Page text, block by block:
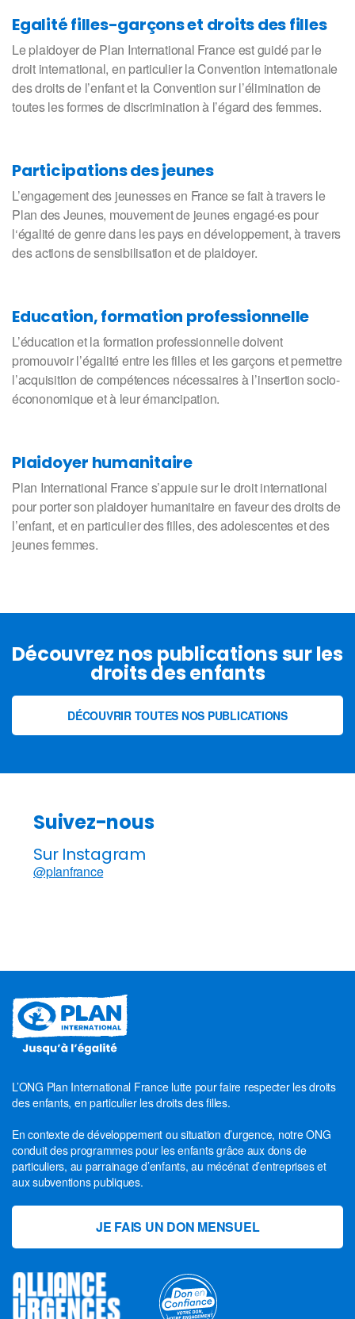
Egalité filles-garçons et droits des filles
Le plaidoyer de Plan International France est guidé par le
droit international, en particulier la Convention internationale
des droits de l’enfant et la Convention sur l’élimination de
toutes les formes de discrimination à l’égard des femmes.
Participations des jeunes
L’engagement des jeunesses en France se fait à travers le
Plan des Jeunes, mouvement de jeunes engagé·es pour
l‘égalité de genre dans les pays en développement, à travers
des actions de sensibilisation et de plaidoyer.
Education, formation professionnelle
L’éducation et la formation professionnelle doivent
promouvoir l’égalité entre les filles et les garçons et permettre
l’acquisition de compétences nécessaires à l’insertion socio-
écononomique et à leur émancipation.
Plaidoyer humanitaire
Plan International France s’appuie sur le droit international
pour porter son plaidoyer humanitaire en faveur des droits de
l’enfant, et en particulier des filles, des adolescentes et des
jeunes femmes.
Découvrez nos publications sur les
droits des enfants
DÉCOUVRIR TOUTES NOS PUBLICATIONS
Suivez-nous
Sur Instagram
@planfrance
L’ONG Plan International France lutte pour faire respecter les droits
des enfants, en particulier les droits des filles.
En contexte de développement ou situation d’urgence, notre ONG
conduit des programmes pour les enfants grâce aux dons de
particuliers, au parrainage d’enfants, au mécénat d’entreprises et
aux subventions publiques.
JE FAIS UN DON MENSUEL